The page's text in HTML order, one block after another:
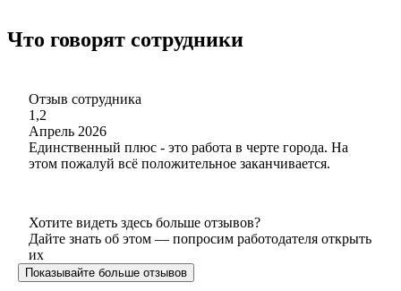
Что говорят сотрудники
Отзыв сотрудника
1,2
Апрель 2026
Единственный плюс - это работа в черте города. На
этом пожалуй всё положительное заканчивается.
Хотите видеть здесь больше отзывов?
Дайте знать об этом — попросим работодателя открыть
их
Показывайте больше отзывов